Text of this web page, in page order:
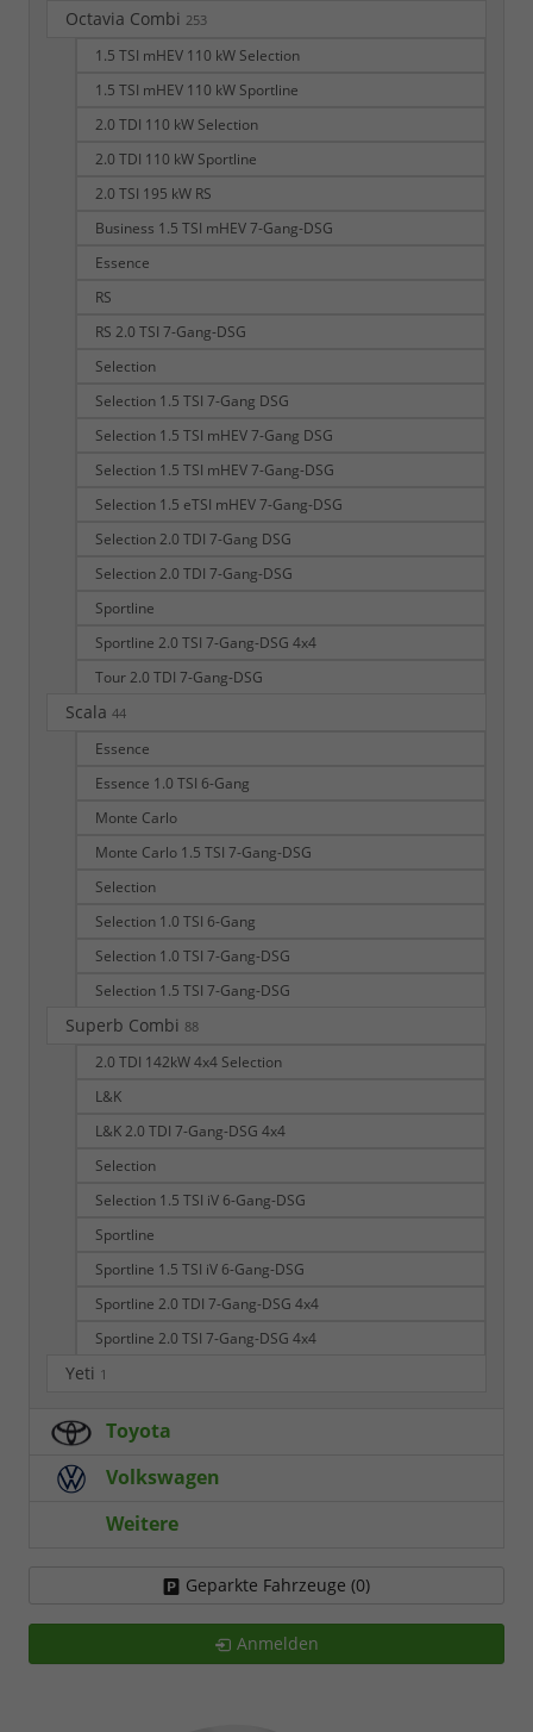
Octavia Combi 253
1.5 TSI mHEV 110 kW Selection
1.5 TSI mHEV 110 kW Sportline
2.0 TDI 110 kW Selection
2.0 TDI 110 kW Sportline
2.0 TSI 195 kW RS
Business 1.5 TSI mHEV 7-Gang-DSG
Essence
RS
RS 2.0 TSI 7-Gang-DSG
Selection
Selection 1.5 TSI 7-Gang DSG
Selection 1.5 TSI mHEV 7-Gang DSG
Selection 1.5 TSI mHEV 7-Gang-DSG
Selection 1.5 eTSI mHEV 7-Gang-DSG
Selection 2.0 TDI 7-Gang DSG
Selection 2.0 TDI 7-Gang-DSG
Sportline
Sportline 2.0 TSI 7-Gang-DSG 4x4
Tour 2.0 TDI 7-Gang-DSG
Scala 44
Essence
Essence 1.0 TSI 6-Gang
Monte Carlo
Monte Carlo 1.5 TSI 7-Gang-DSG
Selection
Selection 1.0 TSI 6-Gang
Selection 1.0 TSI 7-Gang-DSG
Selection 1.5 TSI 7-Gang-DSG
Superb Combi 88
2.0 TDI 142kW 4x4 Selection
L&K
L&K 2.0 TDI 7-Gang-DSG 4x4
Selection
Selection 1.5 TSI iV 6-Gang-DSG
Sportline
Sportline 1.5 TSI iV 6-Gang-DSG
Sportline 2.0 TDI 7-Gang-DSG 4x4
Sportline 2.0 TSI 7-Gang-DSG 4x4
Yeti 1
Toyota
Volkswagen
Weitere
Geparkte Fahrzeuge (0)
Anmelden